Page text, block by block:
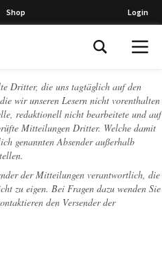
Shop Login
Dritter, die uns tagtäglich auf den
wir unseren Lesern nicht vorenthalten
redaktionell nicht bearbeitete und auf
Mitteilungen Dritter. Welche damit
genannten Absender außerhalb
der Mitteilungen verantwortlich, die
zu eigen. Bei Fragen dazu wenden Sie
den Versender der